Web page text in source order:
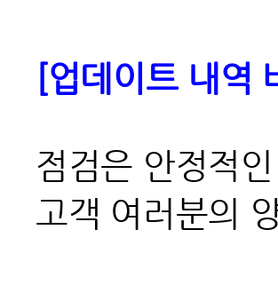
[업데이트 내역
점검은 안정적
고객 여러분의